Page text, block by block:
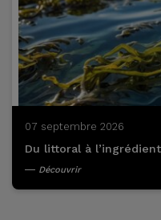
07 septembre 2026
Du littoral à
Découvrir